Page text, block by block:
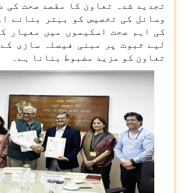
تجدید شدہ تعاون کا مقصد صحت کی
وسائل کی تخصیص کو بہتر بنانے
کی اہم صحت اسکیموں میں معیار
لیے ثبوت پر مبنی فیصلہ سازی
تعاون کو مزید مضبوط بنانا ہے۔